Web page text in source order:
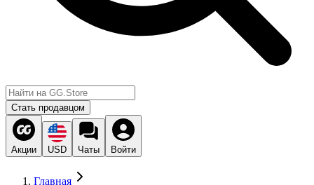
Стать продавцом
Акции USD Чаты Войти
Главная